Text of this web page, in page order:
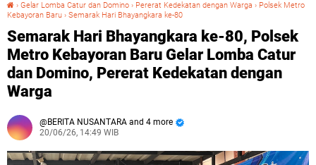
› Gelar Lomba Catur dan Domino › Pererat Kedekatan dengan Warga › Polsek Metro
Kebayoran Baru › Semarak Hari Bhayangkara ke-80
Semarak Hari Bhayangkara ke-80, Polsek
Metro Kebayoran Baru Gelar Lomba Catur
dan Domino, Pererat Kedekatan dengan
Warga
BERITA NUSANTARA and 4 more
20/06/26, 14:49 WIB